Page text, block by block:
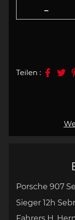
Porsche 907
Sieger 12h
Teilen :